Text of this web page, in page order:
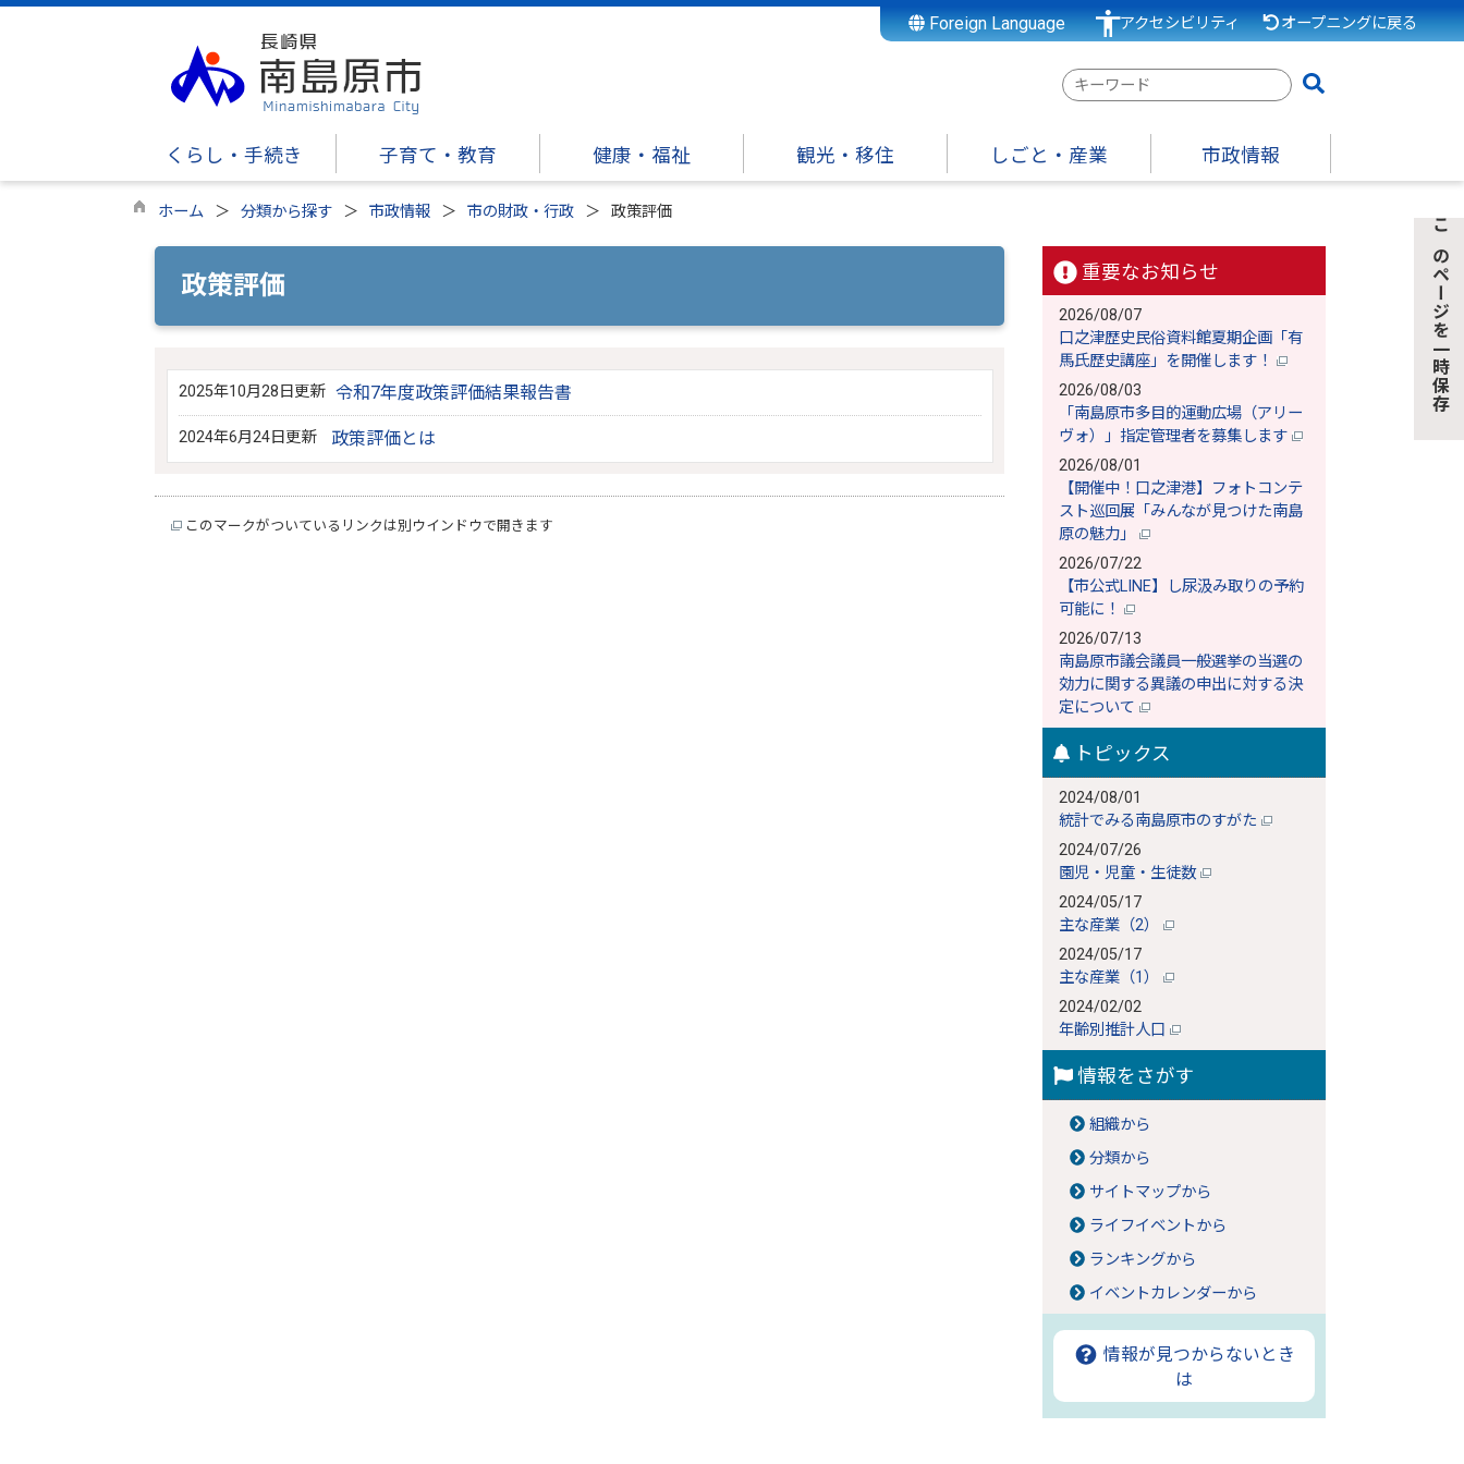
Foreign Language アクセシビリティ オープニングに戻る
検
ー
ワ
くらし・手続き 子育て・教育 健康・福祉 観光・移住 しごと・産業 市政情報
ホーム 分類から探す 市政情報 市の財政・行政 政策評価
政策評価
2025年10月28日更新 令和7年度政策評価結果報告書
2024年6月24日更新 政策評価とは
このマークがついているリンクは別ウインドウで開きます
重要なお知らせ
2026/08/07
口之津歴史民俗資料館夏期企画「有
馬氏歴史講座」を開催します！
2026/08/03
「南島原市多目的運動広場（アリー
ヴォ）」指定管理者を募集します
2026/08/01
【開催中！口之津港】フォトコンテ
スト巡回展「みんなが見つけた南島
原の魅力」
2026/07/22
【市公式LINE】し尿汲み取りの予約
可能に！
2026/07/13
南島原市議会議員一般選挙の当選の
効力に関する異議の申出に対する決
定について
トピックス
2024/08/01
統計でみる南島原市のすがた
2024/07/26
園児・児童・生徒数
2024/05/17
主な産業（2）
2024/05/17
主な産業（1）
2024/02/02
年齢別推計人口
情報をさがす
組織から
分類から
サイトマップから
ライフイベントから
ランキングから
イベントカレンダーから
情報が見つからないとき
は
このページを一時保存